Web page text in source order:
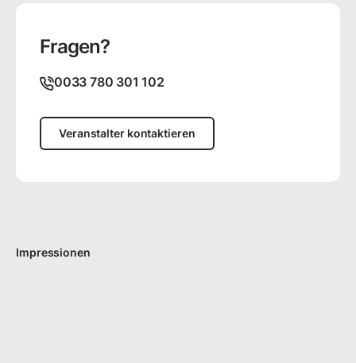
Fragen?
0033 780 301 102
Veranstalter kontaktieren
Impressionen